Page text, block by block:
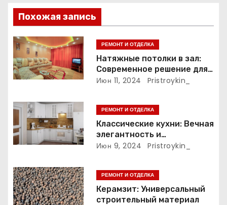
п
о
з
а
п
и
с
я
м
Похожая запись
РЕМОНТ И ОТДЕЛКА
Натяжные потолки в зал:
Современное решение для
стильного интерьера
Июн 11, 2024 Pristroykin_
РЕМОНТ И ОТДЕЛКА
Классические кухни: Вечная
элегантность и
практичность
Июн 9, 2024 Pristroykin_
РЕМОНТ И ОТДЕЛКА
Керамзит: Универсальный
строительный материал